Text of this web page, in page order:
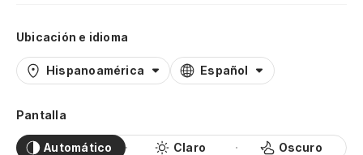
Ubicación e idioma
Hispanoamérica Español
Pantalla
Automático Claro Oscuro